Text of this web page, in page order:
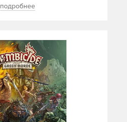
подробнее